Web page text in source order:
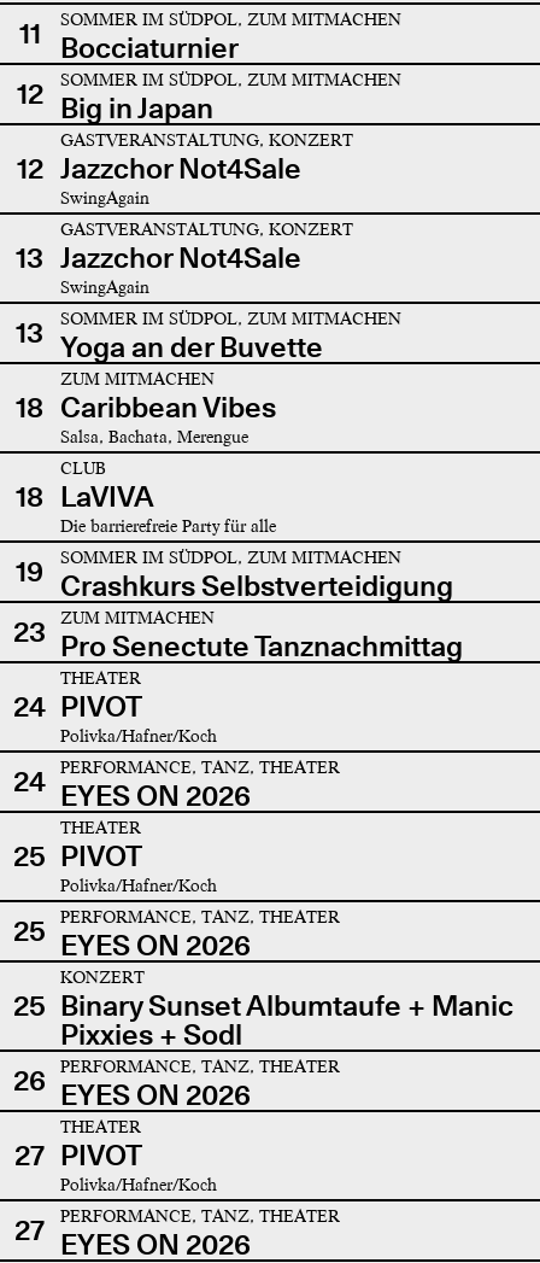
11 SOMMER IM SÜDPOL, ZUM MITMACHEN
Bocciaturnier
12
SOMMER IM SÜDPOL, ZUM MITMACHEN
Big in Japan
12
GASTVERANSTALTUNG, KONZERT
Jazzchor Not4Sale
SwingAgain
13
GASTVERANSTALTUNG, KONZERT
Jazzchor Not4Sale
SwingAgain
13 SOMMER IM SÜDPOL, ZUM MITMACHEN
Yoga an der Buvette
18
ZUM MITMACHEN
Caribbean Vibes
Salsa, Bachata, Merengue
18
CLUB
LaVIVA
Die barrierefreie Party für alle
19 SOMMER IM SÜDPOL, ZUM MITMACHEN
Crashkurs Selbstverteidigung
23
ZUM MITMACHEN
Pro Senectute Tanznachmittag
24
THEATER
PIVOT
Polivka/Hafner/Koch
24 PERFORMANCE, TANZ, THEATER
EYES ON 2026
25
THEATER
PIVOT
Polivka/Hafner/Koch
25 PERFORMANCE, TANZ, THEATER
EYES ON 2026
25
KONZERT
Binary Sunset Albumtaufe + Manic
Pixxies + Sodl
26
PERFORMANCE, TANZ, THEATER
EYES ON 2026
27
THEATER
PIVOT
Polivka/Hafner/Koch
27 PERFORMANCE, TANZ, THEATER
EYES ON 2026